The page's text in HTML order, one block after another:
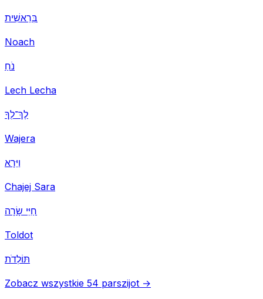
בְּרֵאשִׁית
Noach
נֹחַ
Lech Lecha
לֶךְ־לְךָ
Wajera
וַיֵּרָא
Chajej Sara
חַיֵּי שָׂרָה
Toldot
תּוֹלְדֹת
Zobacz wszystkie 54 parszijot →